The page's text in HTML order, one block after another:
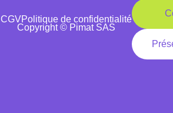
CGVPolitique de confidentialité
Copyright © Pimat SAS